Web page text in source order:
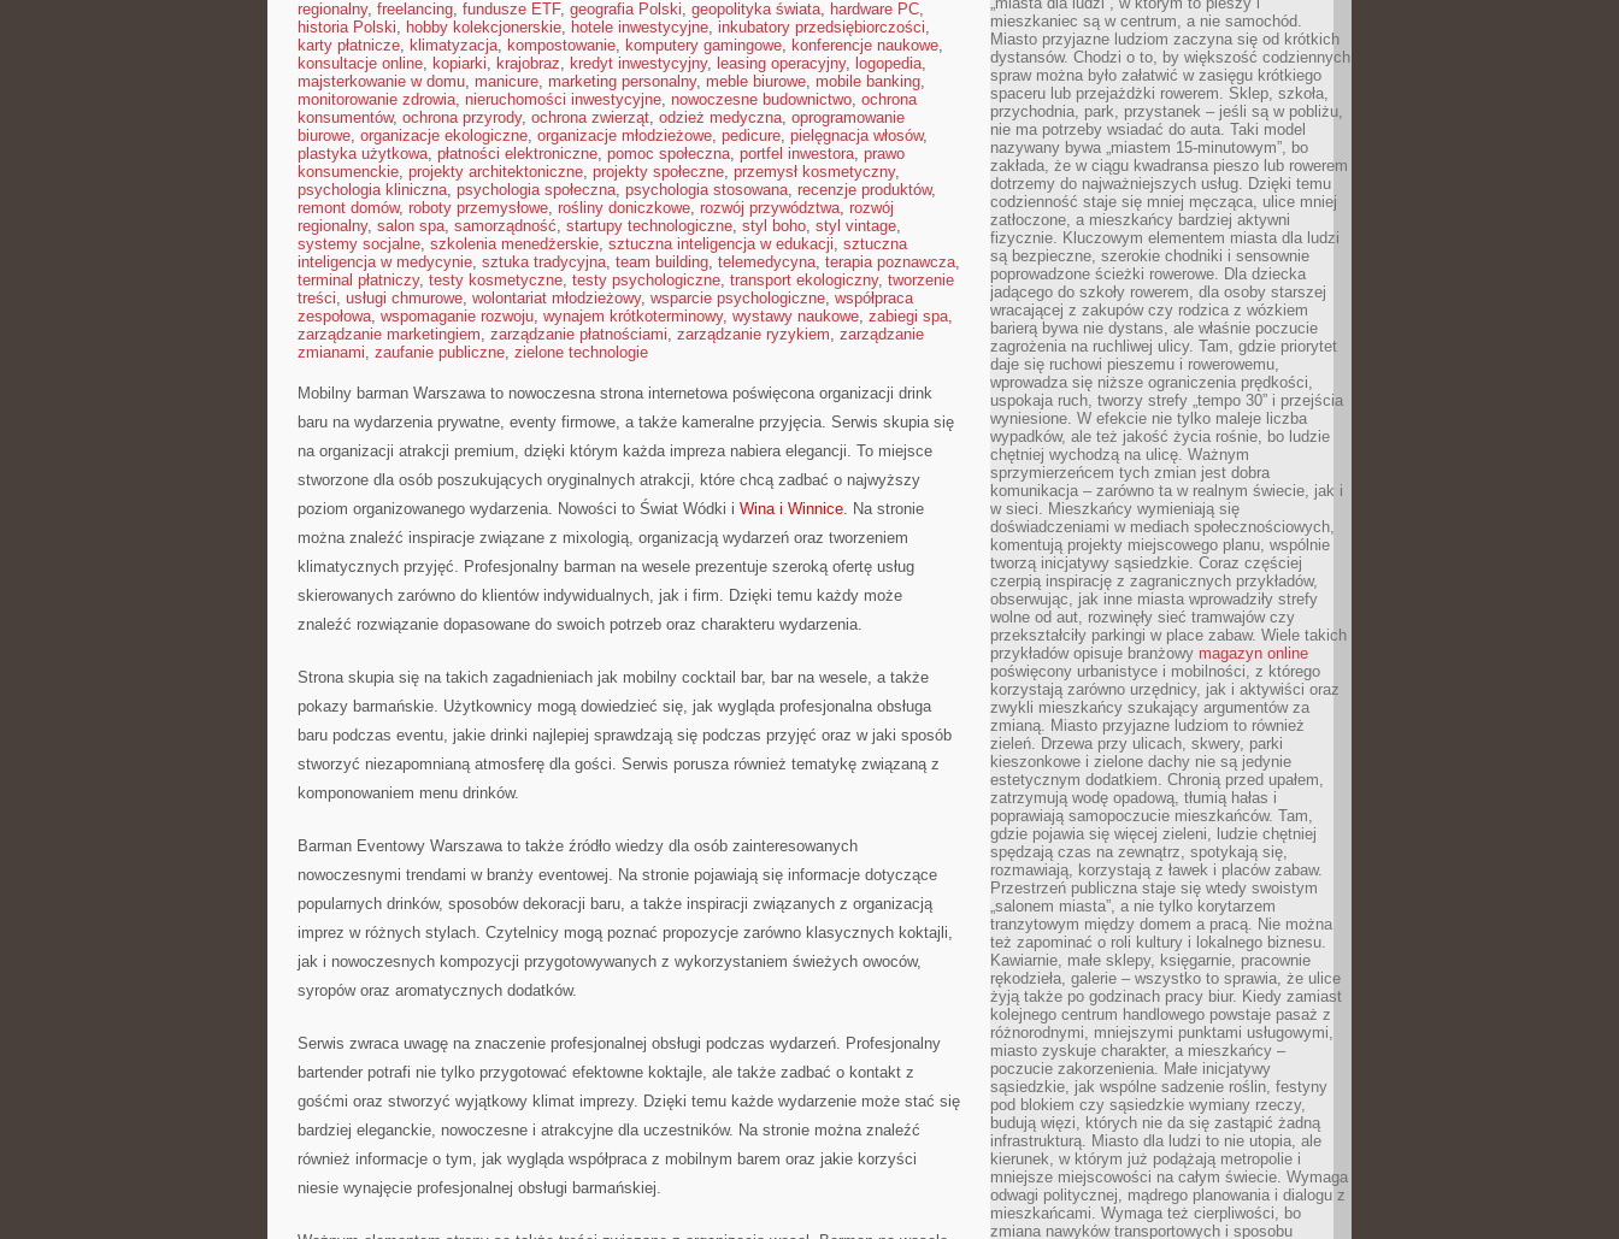
regionalny, freelancing, fundusze ETF, geografia Polski, geopolityka świata, hardware PC,
historia Polski, hobby kolekcjonerskie, hotele inwestycyjne, inkubatory przedsiębiorczości,
karty płatnicze, klimatyzacja, kompostowanie, komputery gamingowe, konferencje naukowe,
konsultacje online, kopiarki, krajobraz, kredyt inwestycyjny, leasing operacyjny, logopedia,
majsterkowanie w domu, manicure, marketing personalny, meble biurowe, mobile banking,
monitorowanie zdrowia, nieruchomości inwestycyjne, nowoczesne budownictwo, ochrona
konsumentów, ochrona przyrody, ochrona zwierząt, odzież medyczna, oprogramowanie
biurowe, organizacje ekologiczne, organizacje młodzieżowe, pedicure, pielęgnacja włosów,
plastyka użytkowa, płatności elektroniczne, pomoc społeczna, portfel inwestora, prawo
konsumenckie, projekty architektoniczne, projekty społeczne, przemysł kosmetyczny,
psychologia kliniczna, psychologia społeczna, psychologia stosowana, recenzje produktów,
remont domów, roboty przemysłowe, rośliny doniczkowe, rozwój przywództwa, rozwój
regionalny, salon spa, samorządność, startupy technologiczne, styl boho, styl vintage,
systemy socjalne, szkolenia menedżerskie, sztuczna inteligencja w edukacji, sztuczna
inteligencja w medycynie, sztuka tradycyjna, team building, telemedycyna, terapia poznawcza,
terminal płatniczy, testy kosmetyczne, testy psychologiczne, transport ekologiczny, tworzenie
treści, usługi chmurowe, wolontariat młodzieżowy, wsparcie psychologiczne, współpraca
zespołowa, wspomaganie rozwoju, wynajem krótkoterminowy, wystawy naukowe, zabiegi spa,
zarządzanie marketingiem, zarządzanie płatnościami, zarządzanie ryzykiem, zarządzanie
zmianami, zaufanie publiczne, zielone technologie
Mobilny barman Warszawa to nowoczesna strona internetowa poświęcona organizacji drink
baru na wydarzenia prywatne, eventy firmowe, a także kameralne przyjęcia. Serwis skupia się
na organizacji atrakcji premium, dzięki którym każda impreza nabiera elegancji. To miejsce
stworzone dla osób poszukujących oryginalnych atrakcji, które chcą zadbać o najwyższy
poziom organizowanego wydarzenia. Nowości to Świat Wódki i Wina i Winnice. Na stronie
można znaleźć inspiracje związane z mixologią, organizacją wydarzeń oraz tworzeniem
klimatycznych przyjęć. Profesjonalny barman na wesele prezentuje szeroką ofertę usług
skierowanych zarówno do klientów indywidualnych, jak i firm. Dzięki temu każdy może
znaleźć rozwiązanie dopasowane do swoich potrzeb oraz charakteru wydarzenia.
Strona skupia się na takich zagadnieniach jak mobilny cocktail bar, bar na wesele, a także
pokazy barmańskie. Użytkownicy mogą dowiedzieć się, jak wygląda profesjonalna obsługa
baru podczas eventu, jakie drinki najlepiej sprawdzają się podczas przyjęć oraz w jaki sposób
stworzyć niezapomnianą atmosferę dla gości. Serwis porusza również tematykę związaną z
komponowaniem menu drinków.
Barman Eventowy Warszawa to także źródło wiedzy dla osób zainteresowanych
nowoczesnymi trendami w branży eventowej. Na stronie pojawiają się informacje dotyczące
popularnych drinków, sposobów dekoracji baru, a także inspiracji związanych z organizacją
imprez w różnych stylach. Czytelnicy mogą poznać propozycje zarówno klasycznych koktajli,
jak i nowoczesnych kompozycji przygotowywanych z wykorzystaniem świeżych owoców,
syropów oraz aromatycznych dodatków.
Serwis zwraca uwagę na znaczenie profesjonalnej obsługi podczas wydarzeń. Profesjonalny
bartender potrafi nie tylko przygotować efektowne koktajle, ale także zadbać o kontakt z
gośćmi oraz stworzyć wyjątkowy klimat imprezy. Dzięki temu każde wydarzenie może stać się
bardziej eleganckie, nowoczesne i atrakcyjne dla uczestników. Na stronie można znaleźć
również informacje o tym, jak wygląda współpraca z mobilnym barem oraz jakie korzyści
niesie wynajęcie profesjonalnej obsługi barmańskiej.
mieszkaniec są w centrum, a nie samochód.
Miasto przyjazne ludziom zaczyna się od krótkich
dystansów. Chodzi o to, by większość codziennych
spraw można było załatwić w zasięgu krótkiego
spaceru lub przejażdżki rowerem. Sklep, szkoła,
przychodnia, park, przystanek – jeśli są w pobliżu,
nie ma potrzeby wsiadać do auta. Taki model
nazywany bywa „miastem 15-minutowym”, bo
zakłada, że w ciągu kwadransa pieszo lub rowerem
dotrzemy do najważniejszych usług. Dzięki temu
codzienność staje się mniej męcząca, ulice mniej
zatłoczone, a mieszkańcy bardziej aktywni
fizycznie. Kluczowym elementem miasta dla ludzi
są bezpieczne, szerokie chodniki i sensownie
poprowadzone ścieżki rowerowe. Dla dziecka
jadącego do szkoły rowerem, dla osoby starszej
wracającej z zakupów czy rodzica z wózkiem
barierą bywa nie dystans, ale właśnie poczucie
zagrożenia na ruchliwej ulicy. Tam, gdzie priorytet
daje się ruchowi pieszemu i rowerowemu,
wprowadza się niższe ograniczenia prędkości,
uspokaja ruch, tworzy strefy „tempo 30” i przejścia
wyniesione. W efekcie nie tylko maleje liczba
wypadków, ale też jakość życia rośnie, bo ludzie
chętniej wychodzą na ulicę. Ważnym
sprzymierzeńcem tych zmian jest dobra
komunikacja – zarówno ta w realnym świecie, jak i
w sieci. Mieszkańcy wymieniają się
doświadczeniami w mediach społecznościowych,
komentują projekty miejscowego planu, wspólnie
tworzą inicjatywy sąsiedzkie. Coraz częściej
czerpią inspirację z zagranicznych przykładów,
obserwując, jak inne miasta wprowadziły strefy
wolne od aut, rozwinęły sieć tramwajów czy
przekształciły parkingi w place zabaw. Wiele takich
przykładów opisuje branżowy magazyn online
poświęcony urbanistyce i mobilności, z którego
korzystają zarówno urzędnicy, jak i aktywiści oraz
zwykli mieszkańcy szukający argumentów za
zmianą. Miasto przyjazne ludziom to również
zieleń. Drzewa przy ulicach, skwery, parki
kieszonkowe i zielone dachy nie są jedynie
estetycznym dodatkiem. Chronią przed upałem,
zatrzymują wodę opadową, tłumią hałas i
poprawiają samopoczucie mieszkańców. Tam,
gdzie pojawia się więcej zieleni, ludzie chętniej
spędzają czas na zewnątrz, spotykają się,
rozmawiają, korzystają z ławek i placów zabaw.
Przestrzeń publiczna staje się wtedy swoistym
„salonem miasta”, a nie tylko korytarzem
tranzytowym między domem a pracą. Nie można
też zapominać o roli kultury i lokalnego biznesu.
Kawiarnie, małe sklepy, księgarnie, pracownie
rękodzieła, galerie – wszystko to sprawia, że ulice
żyją także po godzinach pracy biur. Kiedy zamiast
kolejnego centrum handlowego powstaje pasaż z
różnorodnymi, mniejszymi punktami usługowymi,
miasto zyskuje charakter, a mieszkańcy –
poczucie zakorzenienia. Małe inicjatywy
sąsiedzkie, jak wspólne sadzenie roślin, festyny
pod blokiem czy sąsiedzkie wymiany rzeczy,
budują więzi, których nie da się zastąpić żadną
infrastrukturą. Miasto dla ludzi to nie utopia, ale
kierunek, w którym już podążają metropolie i
mniejsze miejscowości na całym świecie. Wymaga
odwagi politycznej, mądrego planowania i dialogu z
mieszkańcami. Wymaga też cierpliwości, bo
zmiana nawyków transportowych i sposobu